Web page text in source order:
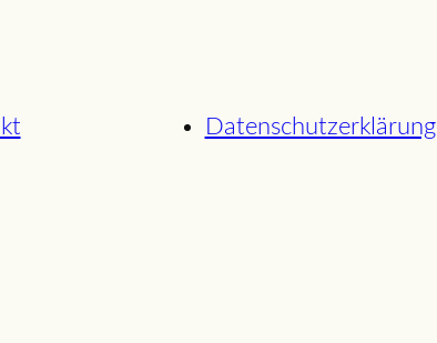
Datenschutzerklärung